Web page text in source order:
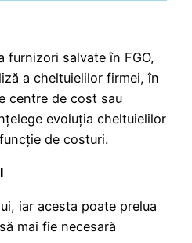
furnizori salvate în FGO,
a cheltuielilor firmei, în
centre de cost sau
evoluția cheltuielilor
de costuri.
iar acesta poate prelua
mai fie necesară